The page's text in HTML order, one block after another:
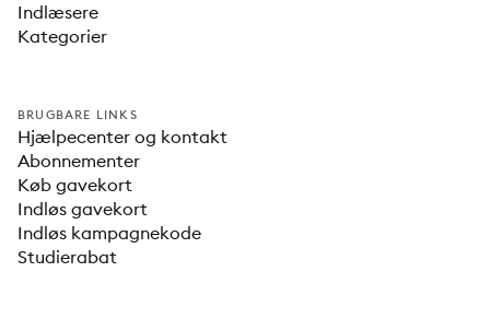
Indlæsere
Kategorier
BRUGBARE LINKS
Hjælpecenter og kontakt
Abonnementer
Køb gavekort
Indløs gavekort
Indløs kampagnekode
Studierabat